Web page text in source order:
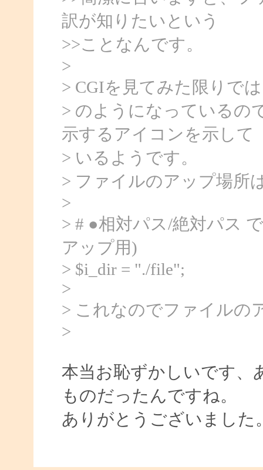
訳が知りたいという
>>ことなんです。
>
> CGIを見てみた限りでは
> のようになっているの
示するアイコンを示して
> いるようです。
> ファイルのアップ場所
>
> # ●相対パス/絶対パス
アップ用)
> $i_dir = "./file";
>
> これなのでファイルの
>
本当お恥ずかしいです、
ものだったんですね。
ありがとうございました